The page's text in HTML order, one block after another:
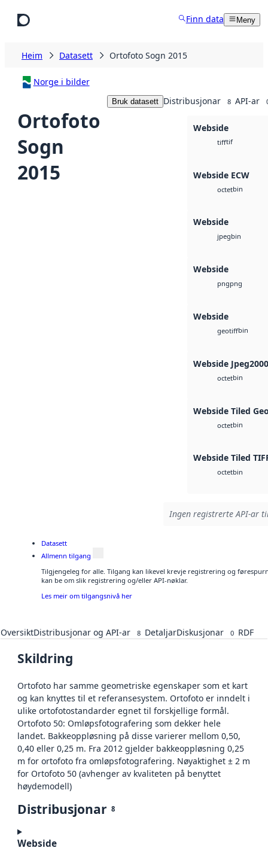
Finn data Meny
Heim Datasett Ortofoto Sogn 2015
Norge i bilder
Ortofoto
Sogn
2015
Bruk datasett Distribusjonar 8 API-ar
Webside
tifftif
Webside ECW
octetbin
Webside
jpegbin
Webside
pngpng
Webside
geotiffbin
Webside Jpeg2000
octetbin
Webside Tiled
octetbin
Webside Tiled
octetbin
Ingen registrerte API-ar
Datasett
Allmenn tilgang
Tilgjengeleg for alle. Tilgang kan likevel krevje registrering og
kan be om slik registrering og/eller API-nøklar.
Les meir om tilgangsnivå her
OversiktDistribusjonar og API-ar 8 DetaljarDiskusjonar 0 RDF
Skildring
Ortofoto har samme geometriske egenskaper som et kart
og kan knyttes til et referansesystem. Ortofoto er inndelt i
ulike ortofotostandarder egnet til forskjellige formål.
Ortofoto 50: Omløpsfotografering som dekker hele
landet. Bakkeoppløsning på disse varierer mellom 0,50,
0,40 eller 0,25 m. Fra 2012 gjelder bakkeoppløsning 0,25
m for ortofoto fra omløpsfotografering. Nøyaktighet ± 2 m
for Ortofoto 50 (avhenger av kvaliteten på benyttet
høydemodell)
Distribusjonar 8
Webside